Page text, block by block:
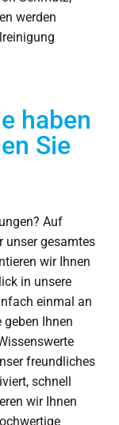
werden
haben
Sie
Auf
unser gesamtes
wir Ihnen
in unsere
einmal an
geben Ihnen
freundliches
schnell
wir Ihnen